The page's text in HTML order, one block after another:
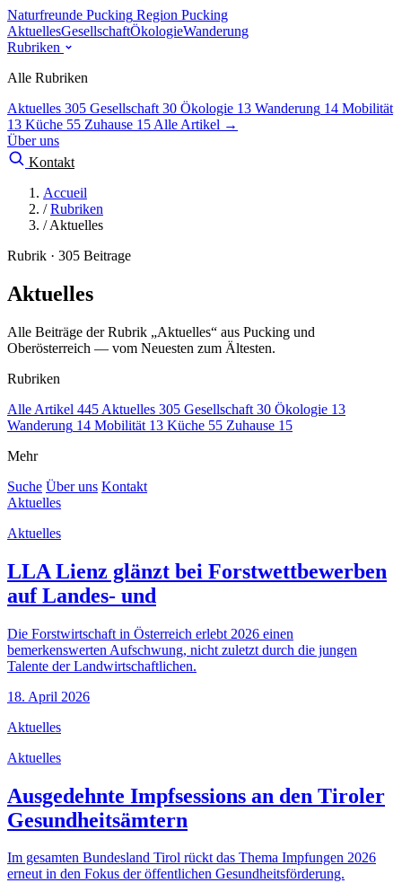
Naturfreunde Pucking Region Pucking
AktuellesGesellschaftÖkologieWanderung
Rubriken
Alle Rubriken
Aktuelles 305 Gesellschaft 30 Ökologie 13 Wanderung 14 Mobilität
13 Küche 55 Zuhause 15 Alle Artikel →
Über uns
Kontakt
Accueil
/ Rubriken
/ Aktuelles
Rubrik · 305 Beitrage
Aktuelles
Alle Beiträge der Rubrik „Aktuelles“ aus Pucking und
Oberösterreich — vom Neuesten zum Ältesten.
Rubriken
Alle Artikel 445 Aktuelles 305 Gesellschaft 30 Ökologie 13
Wanderung 14 Mobilität 13 Küche 55 Zuhause 15
Mehr
Suche Über uns Kontakt
Aktuelles
Aktuelles
LLA Lienz glänzt bei Forstwettbewerben
auf Landes- und
Die Forstwirtschaft in Österreich erlebt 2026 einen
bemerkenswerten Aufschwung, nicht zuletzt durch die jungen
Talente der Landwirtschaftlichen.
18. April 2026
Aktuelles
Aktuelles
Ausgedehnte Impfsessions an den Tiroler
Gesundheitsämtern
Im gesamten Bundesland Tirol rückt das Thema Impfungen 2026
erneut in den Fokus der öffentlichen Gesundheitsförderung.